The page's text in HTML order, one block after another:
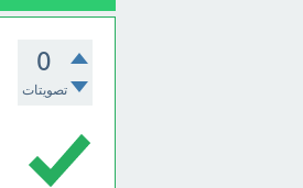
0
تصويتات